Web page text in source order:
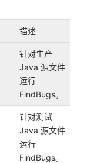
描述
针对生产
Java 源文件
运行
FindBugs。
针对测试
Java 源文件
运行
FindBugs。